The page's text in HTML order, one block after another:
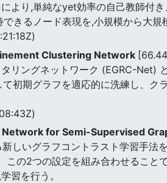
より,単純なyet効率の自己教師付
きるノード表現を,小規模から大規
Clustering Network
リングネットワーク (EGRC-Net)
初期グラフを適応的に洗練し、ク
for Semi-Supervised
しいグラフコントラスト学習手法
の2つの設定を組み合わせること
習を行う。